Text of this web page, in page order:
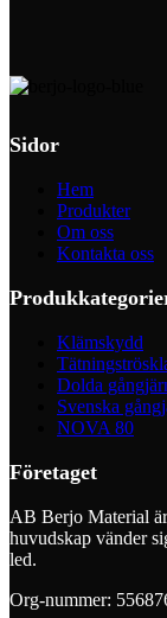
Sidor
Hem
Produkter
Om oss
Kontakta oss
Klämskydd
Dolda
Svenska
NOVA 80
Företaget
AB Berjo Material
huvudskap vänder
led.
Org-nummer: